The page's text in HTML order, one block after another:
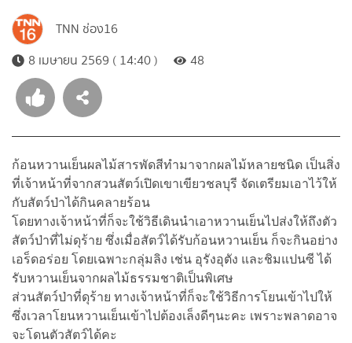
TNN ช่อง16
8 เมษายน 2569 ( 14:40 )
48
ก้อนหวานเย็นผลไม้สารพัดสีทำมาจากผลไม้หลายชนิด เป็นสิ่ง
ที่เจ้าหน้าที่จากสวนสัตว์เปิดเขาเขียวชลบุรี จัดเตรียมเอาไว้ให้
กับสัตว์ป่าได้กินคลายร้อน
โดยทางเจ้าหน้าที่ก็จะใช้วิธีเดินนำเอาหวานเย็นไปส่งให้ถึงตัว
สัตว์ป่าที่ไม่ดุร้าย ซึ่งเมื่อสัตว์ได้รับก้อนหวานเย็น ก็จะกินอย่าง
เอร็ดอร่อย โดยเฉพาะกลุ่มลิง เช่น อุรังอุตัง และชิมแปนซี ได้
รับหวานเย็นจากผลไม้ธรรมชาติเป็นพิเศษ
ส่วนสัตว์ป่าที่ดุร้าย ทางเจ้าหน้าที่ก็จะใช้วิธีการโยนเข้าไปให้
ซึ่งเวลาโยนหวานเย็นเข้าไปต้องเล็งดีๆนะคะ เพราะพลาดอาจ
จะโดนตัวสัตว์ได้คะ